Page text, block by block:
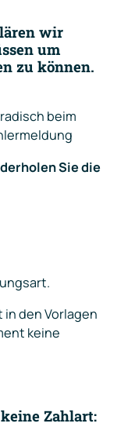
wir
um
zu können.
beim
Sie die
in den Vorlagen
keine
Zahlart: